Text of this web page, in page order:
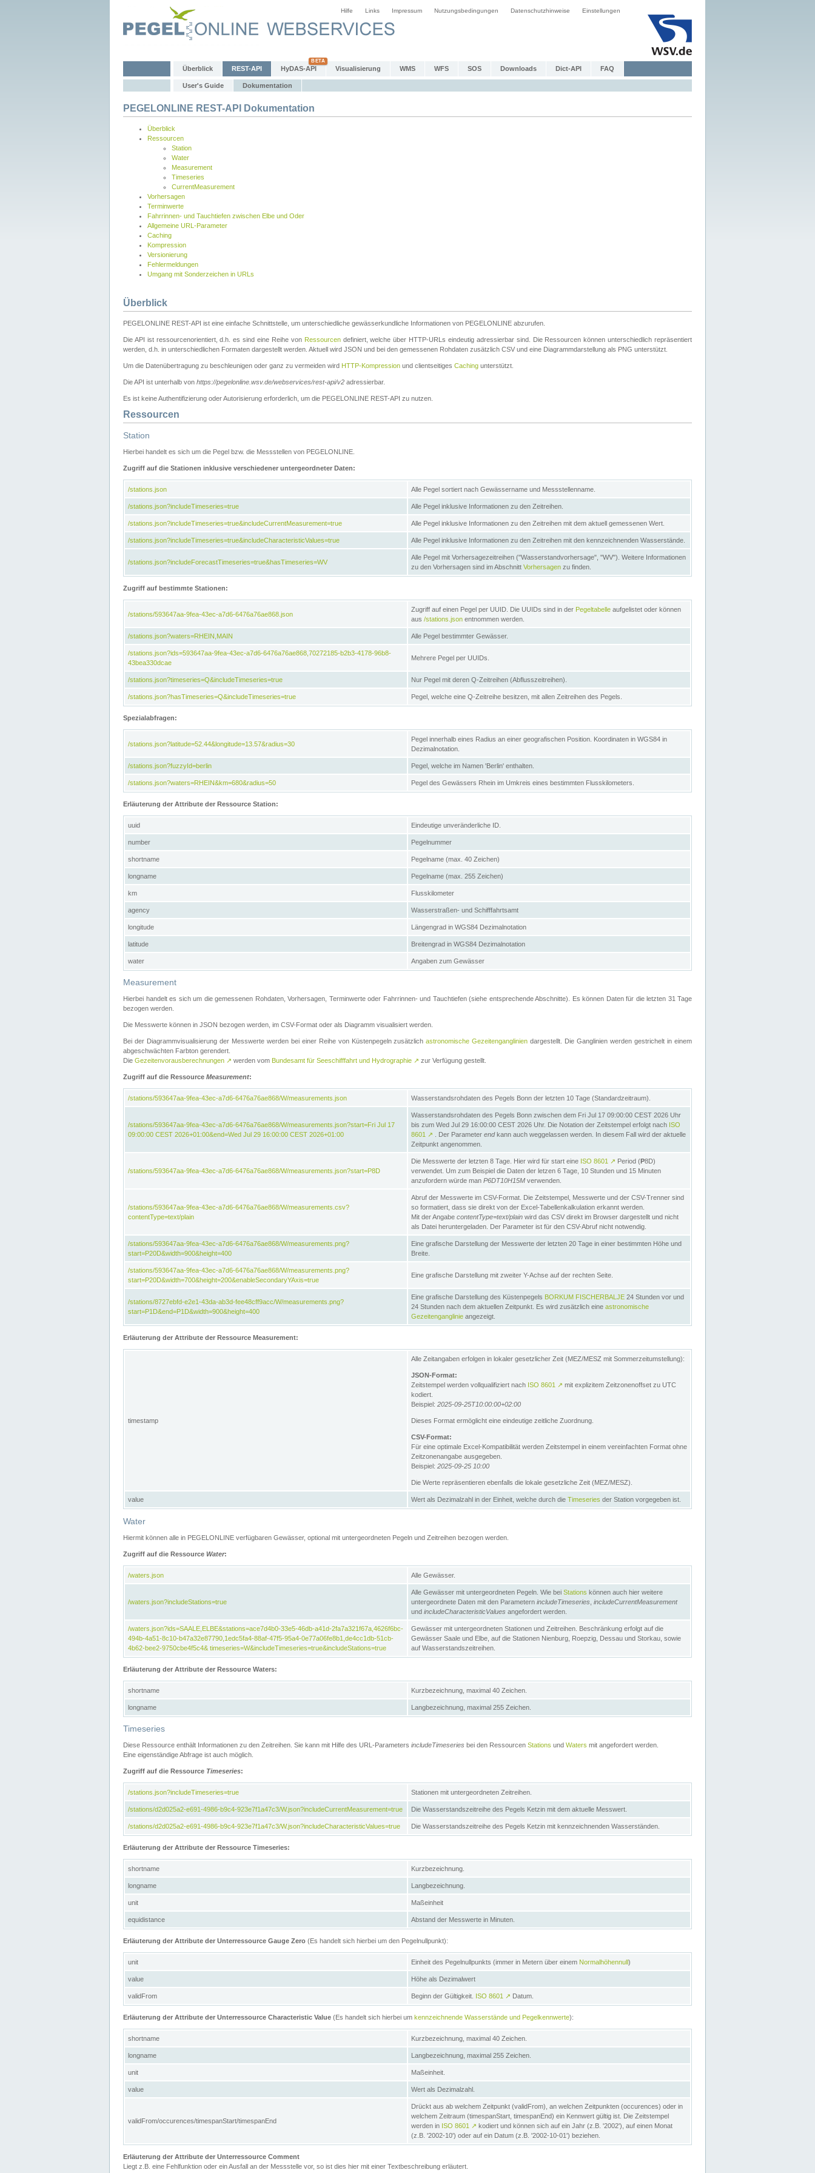
Hilfe Links Impressum Nutzungsbedingungen Datenschutzhinweise Einstellungen
Überblick REST-API HyDAS-API Visualisierung WMS WFS SOS Downloads Dict-API FAQ
User's Guide Dokumentation
PEGELONLINE REST-API Dokumentation
Überblick
Ressourcen
Station
Water
Measurement
Timeseries
CurrentMeasurement
Vorhersagen
Terminwerte
Fahrrinnen- und Tauchtiefen zwischen Elbe und Oder
Allgemeine URL-Parameter
Caching
Kompression
Versionierung
Fehlermeldungen
Umgang mit Sonderzeichen in URLs
Überblick
PEGELONLINE REST-API ist eine einfache Schnittstelle, um unterschiedliche gewässerkundliche Informationen von PEGELONLINE abzurufen.
Die API ist ressourcenorientiert, d.h. es sind eine Reihe von Ressourcendefiniert, welche über HTTP-URLs eindeutig adressierbar sind. Die Ressourcen können unterschiedlich repräsentiert
werden, d.h. in unterschiedlichen Formaten dargestellt werden. Aktuell wird JSON und bei den gemessenen Rohdaten zusätzlich CSV und eine Diagrammdarstellung als PNG unterstützt.
Um die Datenübertragung zu beschleunigen oder ganz zu vermeiden wird HTTP-Kompression und clientseitiges Caching unterstützt.
Die API ist unterhalb von https://pegelonline.wsv.de/webservices/rest-api/v2 adressierbar.
Es ist keine Authentifizierung oder Autorisierung erforderlich, um die PEGELONLINE REST-API zu nutzen.
Ressourcen
Station
Hierbei handelt es sich um die Pegel bzw. die Messstellen von PEGELONLINE.
Zugriff auf die Stationen inklusive verschiedener untergeordneter Daten:
/stations.json Alle Pegel sortiert nach Gewässername und Messstellenname.
/stations.json?includeTimeseries=true Alle Pegel inklusive Informationen zu den Zeitreihen.
/stations.json?includeTimeseries=true&includeCurrentMeasurement=true Alle Pegel inklusive Informationen zu den Zeitreihen mit dem aktuell gemessenen Wert.
/stations.json?includeTimeseries=true&includeCharacteristicValues=true Alle Pegel inklusive Informationen zu den Zeitreihen mit den kennzeichnenden Wasserstände.
/stations.json?includeForecastTimeseries=true&hasTimeseries=WV
Alle Pegel mit Vorhersagezeitreihen ("Wasserstandvorhersage", "WV"). Weitere Informationen
zu den Vorhersagen sind im Abschnitt Vorhersagen zu finden.
Zugriff auf bestimmte Stationen:
/stations/593647aa-9fea-43ec-a7d6-6476a76ae868.json
Zugriff auf einen Pegel per UUID. Die UUIDs sind in der Pegeltabelle aufgelistet oder können
aus /stations.json entnommen werden.
/stations.json?waters=RHEIN,MAIN Alle Pegel bestimmter Gewässer.
/stations.json?ids=593647aa-9fea-43ec-a7d6-6476a76ae868,70272185-b2b3-4178-96b8-
43bea330dcae
Mehrere Pegel per UUIDs.
/stations.json?timeseries=Q&includeTimeseries=true Nur Pegel mit deren Q-Zeitreihen (Abflusszeitreihen).
/stations.json?hasTimeseries=Q&includeTimeseries=true Pegel, welche eine Q-Zeitreihe besitzen, mit allen Zeitreihen des Pegels.
Spezialabfragen:
/stations.json?latitude=52.44&longitude=13.57&radius=30
Pegel innerhalb eines Radius an einer geografischen Position. Koordinaten in WGS84 in
Dezimalnotation.
/stations.json?fuzzyId=berlin Pegel, welche im Namen 'Berlin' enthalten.
/stations.json?waters=RHEIN&km=680&radius=50 Pegel des Gewässers Rhein im Umkreis eines bestimmten Flusskilometers.
Erläuterung der Attribute der Ressource Station:
uuid Eindeutige unveränderliche ID.
number Pegelnummer
shortname Pegelname (max. 40 Zeichen)
longname Pegelname (max. 255 Zeichen)
km Flusskilometer
agency Wasserstraßen- und Schifffahrtsamt
longitude Längengrad in WGS84 Dezimalnotation
latitude Breitengrad in WGS84 Dezimalnotation
water Angaben zum Gewässer
Measurement
Hierbei handelt es sich um die gemessenen Rohdaten, Vorhersagen, Terminwerte oder Fahrrinnen- und Tauchtiefen (siehe entsprechende Abschnitte). Es können Daten für die letzten 31 Tage
bezogen werden.
Die Messwerte können in JSON bezogen werden, im CSV-Format oder als Diagramm visualisiert werden.
Bei der Diagrammvisualisierung der Messwerte werden bei einer Reihe von Küstenpegeln zusätzlichastronomische Gezeitenganglinien dargestellt. Die Ganglinien werden gestrichelt in einem
abgeschwächten Farbton gerendert.
Die Gezeitenvorausberechnungen ↗ werden vom Bundesamt für Seeschifffahrt und Hydrographie ↗ zur Verfügung gestellt.
Zugriff auf die Ressource Measurement:
/stations/593647aa-9fea-43ec-a7d6-6476a76ae868/W/measurements.json Wasserstandsrohdaten des Pegels Bonn der letzten 10 Tage (Standardzeitraum).
/stations/593647aa-9fea-43ec-a7d6-6476a76ae868/W/measurements.json?start=Fri Jul 17
09:00:00 CEST 2026+01:00&end=Wed Jul 29 16:00:00 CEST 2026+01:00
Wasserstandsrohdaten des Pegels Bonn zwischen dem Fri Jul 17 09:00:00 CEST 2026 Uhr
bis zum Wed Jul 29 16:00:00 CEST 2026 Uhr. Die Notation der Zeitstempel erfolgt nach ISO
8601
↗ . Der Parameter endkann auch weggelassen werden. In diesem Fall wird der aktuelle
Zeitpunkt angenommen.
/stations/593647aa-9fea-43ec-a7d6-6476a76ae868/W/measurements.json?start=P8D
Die Messwerte der letzten 8 Tage. Hier wird für start eine ISO 8601 ↗ Period (P8D)
verwendet. Um zum Beispiel die Daten der letzen 6 Tage, 10 Stunden und 15 Minuten
anzufordern würde man P6DT10H15M verwenden.
/stations/593647aa-9fea-43ec-a7d6-6476a76ae868/W/measurements.csv?
contentType=text/plain
Abruf der Messwerte im CSV-Format. Die Zeitstempel, Messwerte und der CSV-Trenner sind
so formatiert, dass sie direkt von der Excel-Tabellenkalkulation erkannt werden.
Mit der Angabe contentType=text/plain wird das CSV direkt im Browser dargestellt und nicht
als Datei heruntergeladen. Der Parameter ist für den CSV-Abruf nicht notwendig.
/stations/593647aa-9fea-43ec-a7d6-6476a76ae868/W/measurements.png?
start=P20D&width=900&height=400
Eine grafische Darstellung der Messwerte der letzten 20 Tage in einer bestimmten Höhe und
Breite.
/stations/593647aa-9fea-43ec-a7d6-6476a76ae868/W/measurements.png?
start=P20D&width=700&height=200&enableSecondaryYAxis=true
Eine grafische Darstellung mit zweiter Y-Achse auf der rechten Seite.
/stations/8727ebfd-e2e1-43da-ab3d-fee48cff9acc/W/measurements.png?
start=P1D&end=P1D&width=900&height=400
Eine grafische Darstellung des Küstenpegels BORKUM FISCHERBALJE 24 Stunden vor und
24 Stunden nach dem aktuellen Zeitpunkt. Es wird zusätzlich eine astronomische
Gezeitenganglinie angezeigt.
Erläuterung der Attribute der Ressource Measurement:
timestamp
Alle Zeitangaben erfolgen in lokaler gesetzlicher Zeit (MEZ/MESZ mit Sommerzeitumstellung):
JSON-Format:
Zeitstempel werden vollqualifiziert nach ISO 8601 ↗ mit explizitem Zeitzonenoffset zu UTC
kodiert.
Beispiel: 2025-09-25T10:00:00+02:00
Dieses Format ermöglicht eine eindeutige zeitliche Zuordnung.
CSV-Format:
Für eine optimale Excel-Kompatibilität werden Zeitstempel in einem vereinfachten Format ohne
Zeitzonenangabe ausgegeben.
Beispiel: 2025-09-25 10:00
Die Werte repräsentieren ebenfalls die lokale gesetzliche Zeit (MEZ/MESZ).
value Wert als Dezimalzahl in der Einheit, welche durch die Timeseries der Station vorgegeben ist.
Water
Hiermit können alle in PEGELONLINE verfügbaren Gewässer, optional mit untergeordneten Pegeln und Zeitreihen bezogen werden.
Zugriff auf die Ressource Water:
/waters.json Alle Gewässer.
/waters.json?includeStations=true
Alle Gewässer mit untergeordneten Pegeln. Wie bei Stations können auch hier weitere
untergeordnete Daten mit den Parametern includeTimeseries includeCurrentMeasurement
und includeCharacteristicValues angefordert werden.
/waters.json?ids=SAALE,ELBE&stations=ace7d4b0-33e5-46db-a41d-2fa7a321f67a,4626f6bc-
494b-4a51-8c10-b47a32e87790,1edc5fa4-88af-47f5-95a4-0e77a06fe8b1,de4cc1db-51cb-
4b62-bee2-9750cbe4f5c4& timeseries=W&includeTimeseries=true&includeStations=true
Gewässer mit untergeordneten Stationen und Zeitreihen. Beschränkung erfolgt auf die
Gewässer Saale und Elbe, auf die Stationen Nienburg, Roepzig, Dessau und Storkau, sowie
auf Wasserstandszeitreihen.
Erläuterung der Attribute der Ressource Waters:
shortname Kurzbezeichnung, maximal 40 Zeichen.
longname Langbezeichnung, maximal 255 Zeichen.
Timeseries
Diese Ressource enthält Informationen zu den Zeitreihen. Sie kann mit Hilfe des URL-Parameters includeTimeseries bei den Ressourcen Stations und Waters mit angefordert werden.
Eine eigenständige Abfrage ist auch möglich.
Zugriff auf die Ressource Timeseries:
/stations.json?includeTimeseries=true Stationen mit untergeordneten Zeitreihen.
/stations/d2d025a2-e691-4986-b9c4-923e7f1a47c3/W.json?includeCurrentMeasurement=true Die Wasserstandszeitreihe des Pegels Ketzin mit dem aktuelle Messwert.
/stations/d2d025a2-e691-4986-b9c4-923e7f1a47c3/W.json?includeCharacteristicValues=true Die Wasserstandszeitreihe des Pegels Ketzin mit kennzeichnenden Wasserständen.
Erläuterung der Attribute der Ressource Timeseries:
shortname Kurzbezeichnung.
longname Langbezeichnung.
unit Maßeinheit
equidistance Abstand der Messwerte in Minuten.
Erläuterung der Attribute der Unterressource Gauge Zero (Es handelt sich hierbei um den Pegelnullpunkt):
unit Einheit des Pegelnullpunkts (immer in Metern über einem Normalhöhennull )
value Höhe als Dezimalwert
validFrom Beginn der Gültigkeit. ISO 8601 ↗ Datum.
Erläuterung der Attribute der Unterressource Characteristic Value (Es handelt sich hierbei um kennzeichnende Wasserstände und Pegelkennwerte):
shortname Kurzbezeichnung, maximal 40 Zeichen.
longname Langbezeichnung, maximal 255 Zeichen.
unit Maßeinheit.
value Wert als Dezimalzahl.
validFrom/occurences/timespanStart/timespanEnd
Drückt aus ab welchem Zeitpunkt (validFrom), an welchen Zeitpunkten (occurences) oder in
welchem Zeitraum (timespanStart, timespanEnd) ein Kennwert gültig ist. Die Zeitstempel
werden in ISO 8601 ↗ kodiert und können sich auf ein Jahr (z.B. '2002'), auf einen Monat
(z.B. '2002-10') oder auf ein Datum (z.B. '2002-10-01') beziehen.
Erläuterung der Attribute der Unterressource Comment
Liegt z.B. eine Fehlfunktion oder ein Ausfall an der Messstelle vor, so ist dies hier mit einer Textbeschreibung erläutert.